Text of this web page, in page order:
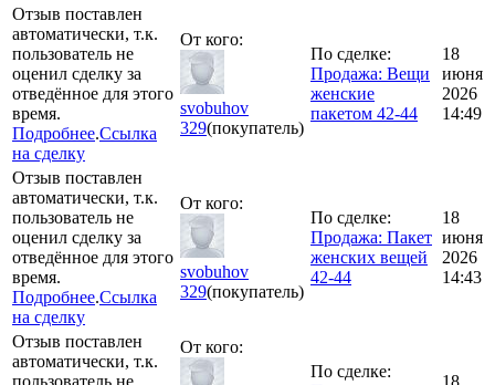
Отзыв поставлен
автоматически, т.к.
пользователь не
оценил сделку за
отведённое для этого
время.
Подробнее.Ссылка
на сделку
От кого:
svobuhov
329(покупатель)
По сделке:
Продажа: Вещи
женские
пакетом 42-44
18
июня
2026
14:49
Отзыв поставлен
автоматически, т.к.
пользователь не
оценил сделку за
отведённое для этого
время.
Подробнее.Ссылка
на сделку
От кого:
svobuhov
329(покупатель)
По сделке:
Продажа: Пакет
женских вещей
42-44
18
июня
2026
14:43
Отзыв поставлен
автоматически, т.к.
пользователь не
От кого:
По сделке:
18